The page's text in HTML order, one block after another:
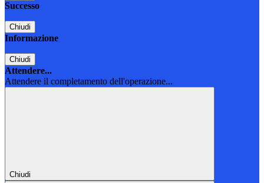
Successo
Chiudi
Informazione
Chiudi
Attendere...
Attendere il completamento dell'operazione...
Chiudi